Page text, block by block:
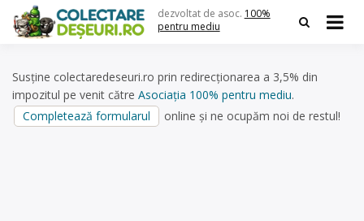
content
dezvoltat de asoc. 100%
pentru mediu
Susține colectaredeseuri.ro prin redirecționarea a 3,5% din
impozitul pe venit către Asociația 100% pentru mediu.
Completează formularul
online și ne ocupăm noi de restul!